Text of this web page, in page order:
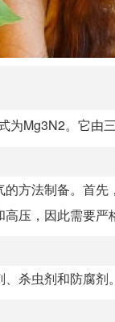
为Mg3N2。它由
的方法制备。首
压，因此需要严
杀虫剂和防腐剂